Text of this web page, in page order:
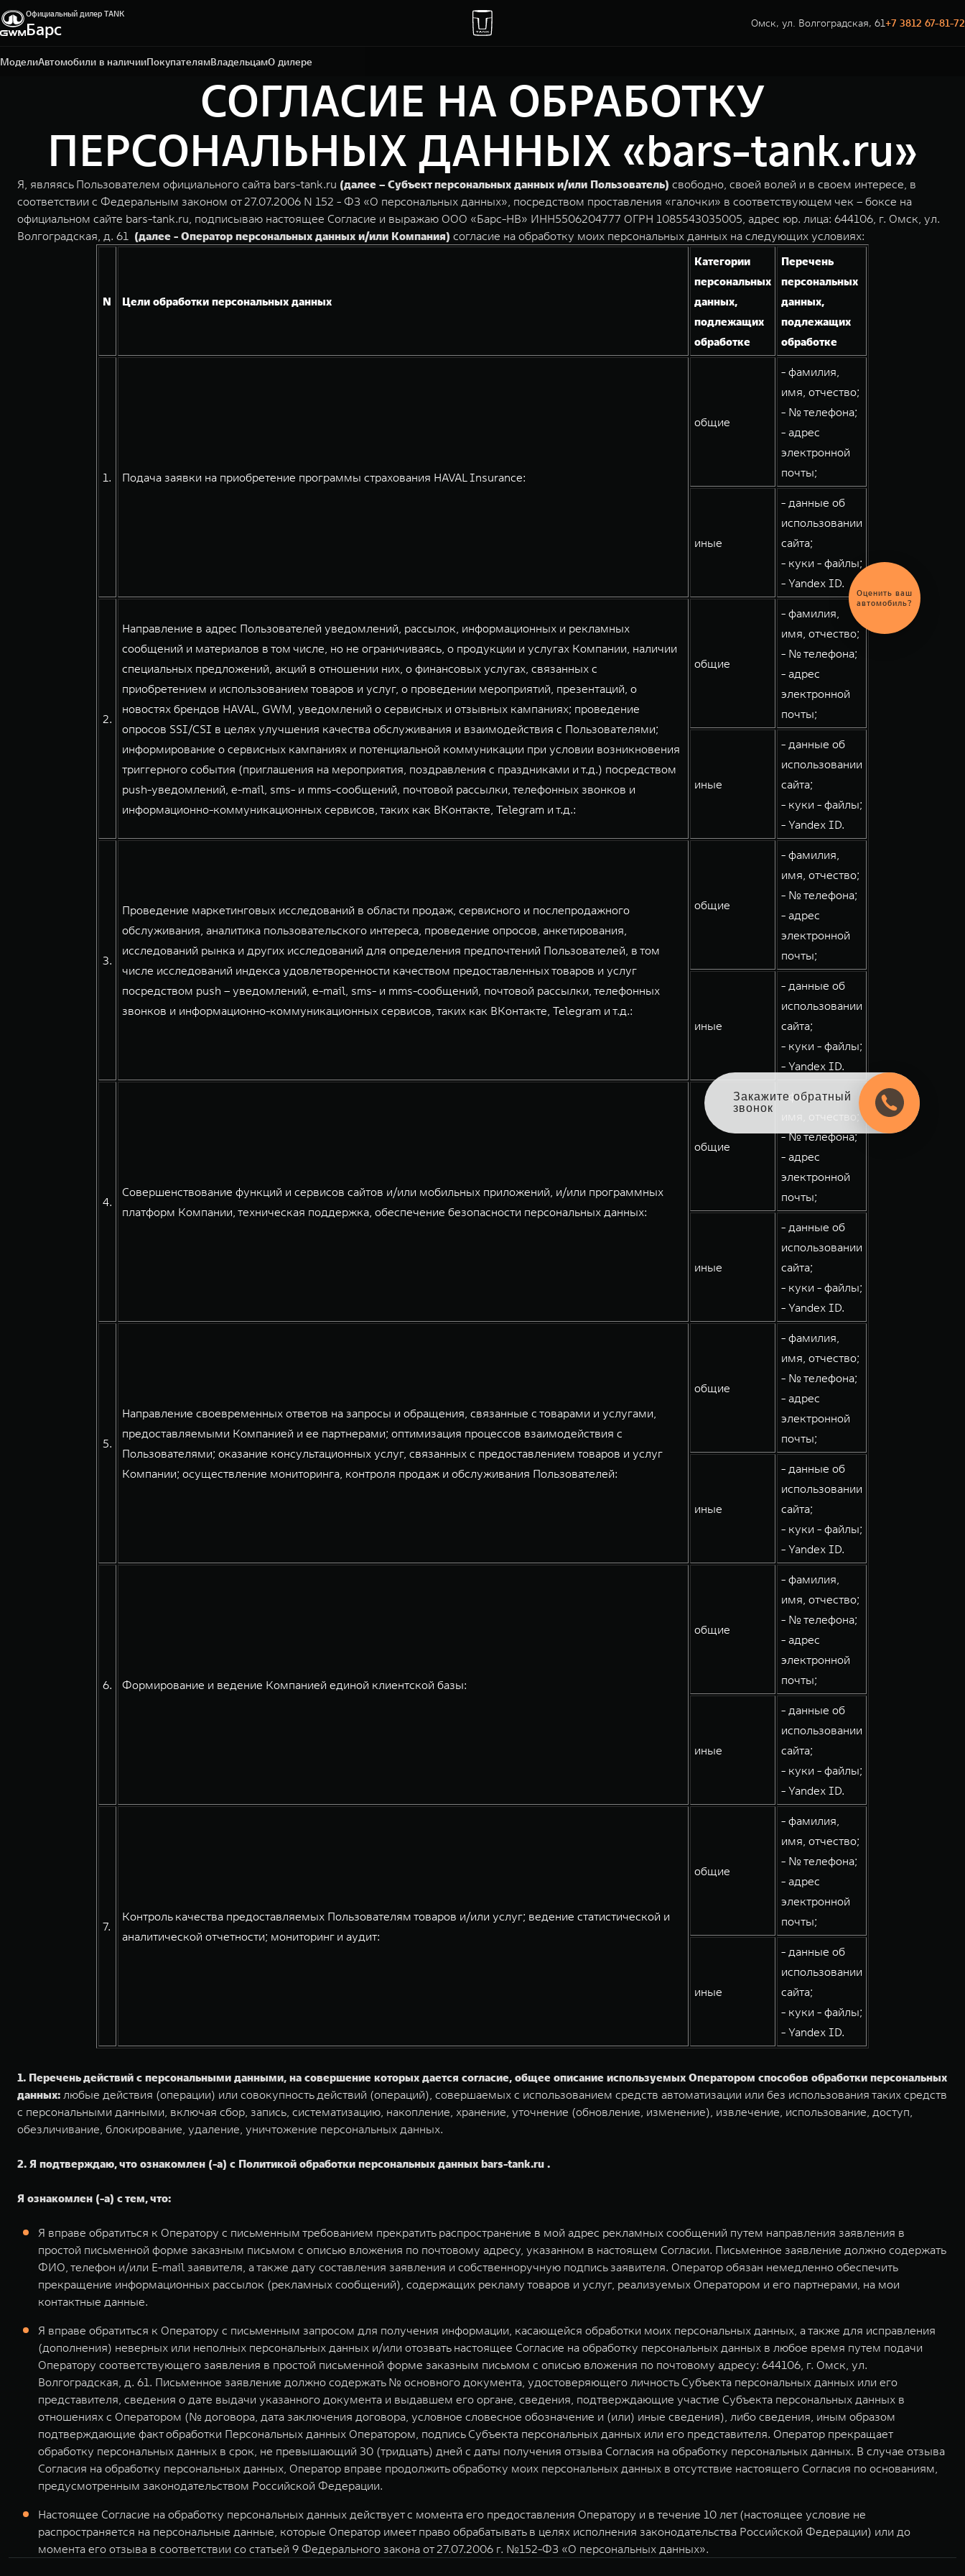
Официальный дилер TANK
Барс Омск, ул. Волгоградская, 61+7 3812 67-81-72
МоделиАвтомобили в наличииПокупателямВладельцамО дилере
Омск, ул. Волгоградская, 61
+7 3812 67-81-72
СОГЛАСИЕ НА ОБРАБОТКУ
ПЕРСОНАЛЬНЫХ ДАННЫХ «bars-tank.ru»
Я, являясь Пользователем официального сайта bars-tank.ru (далее – Субъект персональных данных и/или Пользователь) свободно, своей волей и в своем интересе, в
соответствии с Федеральным законом от 27.07.2006 N 152 - ФЗ «О персональных данных», посредством проставления «галочки» в соответствующем чек – боксе на
официальном сайте bars-tank.ru, подписываю настоящее Согласие и выражаю ООО «Барс-НВ» ИНН5506204777 ОГРН 1085543035005, адрес юр. лица: 644106, г. Омск, ул.
Волгоградская, д. 61 (далее - Оператор персональных данных и/или Компания) согласие на обработку моих персональных данных на следующих условиях:
N Цели обработки персональных данных
Категории
персональных
данных,
подлежащих
обработке
Перечень
персональных
данных,
подлежащих
обработке
1. Подача заявки на приобретение программы страхования HAVAL Insurance:
общие
- фамилия,
имя, отчество;
- № телефона;
- адрес
электронной
почты;
иные
- данные об
использовании
сайта;
- куки - файлы;
- Yandex ID.
2.
Направление в адрес Пользователей уведомлений, рассылок, информационных и рекламных
сообщений и материалов в том числе, но не ограничиваясь, о продукции и услугах Компании, наличии
специальных предложений, акций в отношении них, о финансовых услугах, связанных с
приобретением и использованием товаров и услуг, о проведении мероприятий, презентаций, о
новостях брендов HAVAL, GWM, уведомлений о сервисных и отзывных кампаниях; проведение
опросов SSI/CSI в целях улучшения качества обслуживания и взаимодействия с Пользователями;
информирование о сервисных кампаниях и потенциальной коммуникации при условии возникновения
триггерного события (приглашения на мероприятия, поздравления с праздниками и т.д.) посредством
push-уведомлений, e-mail, sms- и mms-сообщений, почтовой рассылки, телефонных звонков и
информационно-коммуникационных сервисов, таких как ВКонтакте, Telegram и т.д.:
общие
- фамилия,
имя, отчество;
- № телефона;
- адрес
электронной
почты;
иные
- данные об
использовании
сайта;
- куки - файлы;
- Yandex ID.
3.
Проведение маркетинговых исследований в области продаж, сервисного и послепродажного
обслуживания, аналитика пользовательского интереса, проведение опросов, анкетирования,
исследований рынка и других исследований для определения предпочтений Пользователей, в том
числе исследований индекса удовлетворенности качеством предоставленных товаров и услуг
посредством push – уведомлений, e-mail, sms- и mms-сообщений, почтовой рассылки, телефонных
звонков и информационно-коммуникационных сервисов, таких как ВКонтакте, Telegram и т.д.:
общие
- фамилия,
имя, отчество;
- № телефона;
- адрес
электронной
почты;
иные
- данные об
использовании
сайта;
- куки - файлы;
- Yandex ID.
4.
Совершенствование функций и сервисов сайтов и/или мобильных приложений, и/или программных
платформ Компании, техническая поддержка, обеспечение безопасности персональных данных:
общие
- фамилия,
имя, отчество;
- № телефона;
- адрес
электронной
почты;
иные
- данные об
использовании
сайта;
- куки - файлы;
- Yandex ID.
5.
Направление своевременных ответов на запросы и обращения, связанные с товарами и услугами,
предоставляемыми Компанией и ее партнерами; оптимизация процессов взаимодействия с
Пользователями; оказание консультационных услуг, связанных с предоставлением товаров и услуг
Компании; осуществление мониторинга, контроля продаж и обслуживания Пользователей:
общие
- фамилия,
имя, отчество;
- № телефона;
- адрес
электронной
почты;
иные
- данные об
использовании
сайта;
- куки - файлы;
- Yandex ID.
6. Формирование и ведение Компанией единой клиентской базы:
общие
- фамилия,
имя, отчество;
- № телефона;
- адрес
электронной
почты;
иные
- данные об
использовании
сайта;
- куки - файлы;
- Yandex ID.
7.
Контроль качества предоставляемых Пользователям товаров и/или услуг; ведение статистической и
аналитической отчетности; мониторинг и аудит:
общие
- фамилия,
имя, отчество;
- № телефона;
- адрес
электронной
почты;
иные
- данные об
использовании
сайта;
- куки - файлы;
- Yandex ID.
1. Перечень действий с персональными данными, на совершение которых дается согласие, общее описание используемых Оператором способов обработки персональных
данных: любые действия (операции) или совокупность действий (операций), совершаемых с использованием средств автоматизации или без использования таких средств
с персональными данными, включая сбор, запись, систематизацию, накопление, хранение, уточнение (обновление, изменение), извлечение, использование, доступ,
обезличивание, блокирование, удаление, уничтожение персональных данных.
2. Я подтверждаю, что ознакомлен (-а) с Политикой обработки персональных данных bars-tank.ru .
Я ознакомлен (-а) с тем, что:
Я вправе обратиться к Оператору с письменным требованием прекратить распространение в мой адрес рекламных сообщений путем направления заявления в
простой письменной форме заказным письмом с описью вложения по почтовому адресу, указанном в настоящем Согласии. Письменное заявление должно содержать
ФИО, телефон и/или E-mail заявителя, а также дату составления заявления и собственноручную подпись заявителя. Оператор обязан немедленно обеспечить
прекращение информационных рассылок (рекламных сообщений), содержащих рекламу товаров и услуг, реализуемых Оператором и его партнерами, на мои
контактные данные.
Я вправе обратиться к Оператору с письменным запросом для получения информации, касающейся обработки моих персональных данных, а также для исправления
(дополнения) неверных или неполных персональных данных и/или отозвать настоящее Согласие на обработку персональных данных в любое время путем подачи
Оператору соответствующего заявления в простой письменной форме заказным письмом с описью вложения по почтовому адресу: 644106, г. Омск, ул.
Волгоградская, д. 61. Письменное заявление должно содержать № основного документа, удостоверяющего личность Субъекта персональных данных или его
представителя, сведения о дате выдачи указанного документа и выдавшем его органе, сведения, подтверждающие участие Субъекта персональных данных в
отношениях с Оператором (№ договора, дата заключения договора, условное словесное обозначение и (или) иные сведения), либо сведения, иным образом
подтверждающие факт обработки Персональных данных Оператором, подпись Субъекта персональных данных или его представителя. Оператор прекращает
обработку персональных данных в срок, не превышающий 30 (тридцать) дней с даты получения отзыва Согласия на обработку персональных данных. В случае отзыва
Согласия на обработку персональных данных, Оператор вправе продолжить обработку моих персональных данных в отсутствие настоящего Согласия по основаниям,
предусмотренным законодательством Российской Федерации.
Настоящее Согласие на обработку персональных данных действует с момента его предоставления Оператору и в течение 10 лет (настоящее условие не
распространяется на персональные данные, которые Оператор имеет право обрабатывать в целях исполнения законодательства Российской Федерации) или до
момента его отзыва в соответствии со статьей 9 Федерального закона от 27.07.2006 г. №152-ФЗ «О персональных данных».
Закажите обратный
звонок
Оценить ваш
автомобиль?